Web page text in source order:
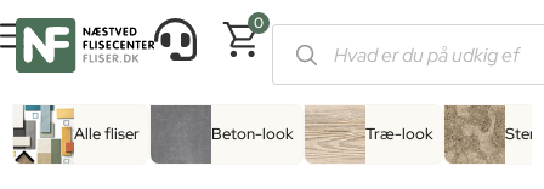
0
Alle fliser Beton-look Træ-look